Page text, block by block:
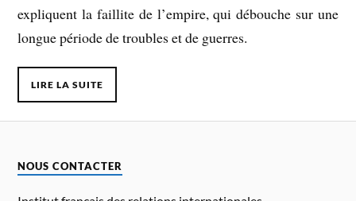
expliquent la faillite de l’empire, qui débouche sur une
longue période de troubles et de guerres.
LIRE LA SUITE
NOUS CONTACTER